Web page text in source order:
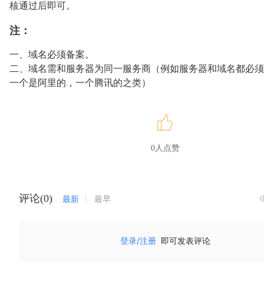
核通过后即可。
注：
一、域名必须备案。
二、域名需和服务器为同一服务商（例如服务器和域名都必
一个是阿里的，一个腾讯的之类）
0人点赞
评论(0) 最新 最早
登录/注册 即可发表评论